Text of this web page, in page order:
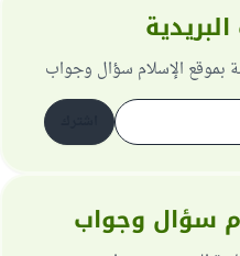
بموقع الإسلام سؤال وجواب
سؤال وجواب